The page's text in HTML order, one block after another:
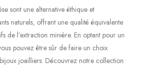
sont une alternative éthique et
naturels, offrant une qualité équivalente
de l’extraction minière. En optant pour un
pouvez être sûr de faire un choix
joailliers. Découvrez notre collection